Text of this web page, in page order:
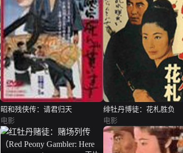
昭和残侠传：请君归天
电影
绯牡丹博徒：花札胜负
电影